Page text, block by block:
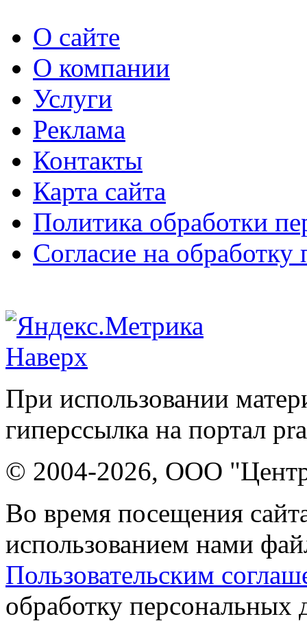
О сайте
О компании
Услуги
Реклама
Контакты
Карта сайта
Политика обработки
Согласие на
Наверх
При использовании
гиперссылка на портал
© 2004-2026, ООО "Центр
Во время посещения
использованием нами
Пользовательским
обработку персональных